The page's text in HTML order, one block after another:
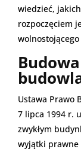
wiedzieć,
rozpoczęciem
Ustawa Prawo
7 lipca 1994 r.
zwykłym
wyjątki prawne